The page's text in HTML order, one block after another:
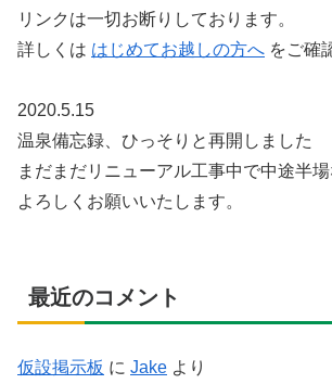
リンクは一切お断りしております。
詳しくは はじめてお越しの方へ をご確
2020.5.15
温泉備忘録、ひっそりと再開しました
まだまだリニューアル工事中で中途半場
よろしくお願いいたします。
最近のコメント
仮設掲示板 に Jake より